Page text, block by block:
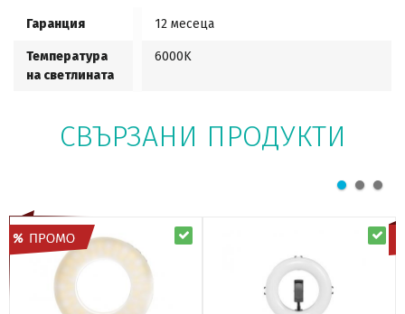
Гаранция 12 месеца
Температура
на светлината
6000K
СВЪРЗАНИ ПРОДУКТИ